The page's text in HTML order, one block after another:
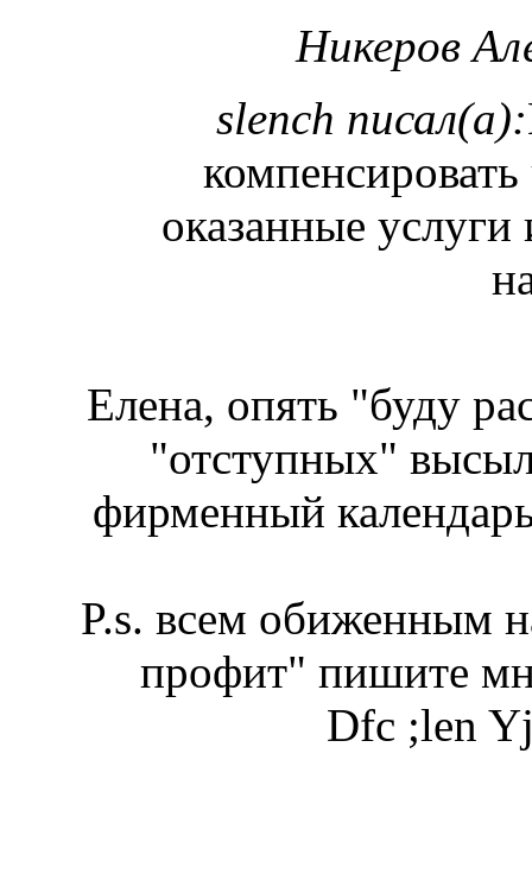
Никеров
slench писал(а):
оказанные услуги
Елена, опять "буду
"отступных"
фирменный
P.s. всем обиженным
профит" пишите
Dfc ;len